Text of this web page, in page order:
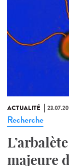
ACTUALITÉ
Recherche
majeure